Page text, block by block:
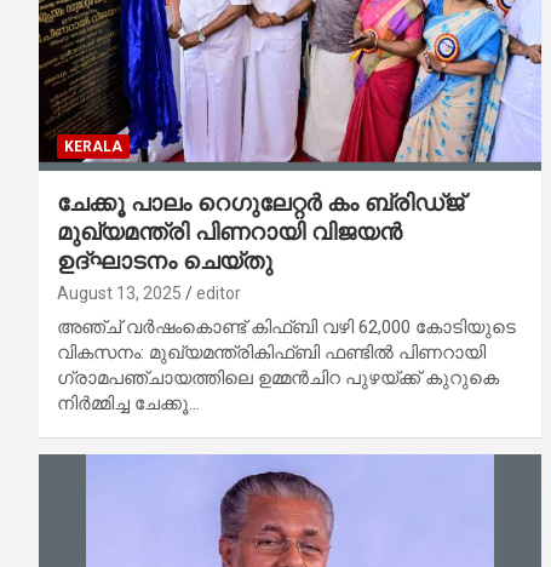
KERALA
ചേക്കൂ പാലം റെഗുലേറ്റർ കം ബ്രിഡ്ജ്
മുഖ്യമന്ത്രി പിണറായി വിജയൻ
ഉദ്ഘാടനം ചെയ്തു
August 13, 2025 editor
അഞ്ച് വർഷംകൊണ്ട് കിഫ്ബി വഴി 62,000 കോടിയുടെ
വികസനം: മുഖ്യമന്ത്രികിഫ്ബി ഫണ്ടിൽ പിണറായി
ഗ്രാമപഞ്ചായത്തിലെ ഉമ്മൻചിറ പുഴയ്ക്ക് കുറുകെ
നിർമ്മിച്ച ചേക്കൂ…